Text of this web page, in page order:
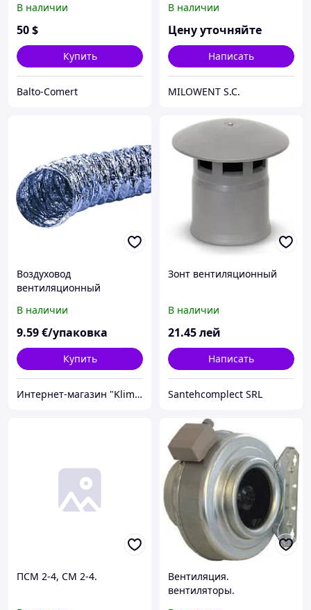
В наличии
50$
Купить
Balto-Comert
В наличии
Цену уточняйте
Написать
MILOWENT S.C.
Воздуховод
вентиляционный
ATR-501 5'' (127 мм)
В наличии
9.59€/упаковка
Купить
Интернет-магазин "KlimaTech"
Зонт вентиляционный
В наличии
21.45лей
Написать
Santehcomplect SRL
ПСМ 2-4, СМ 2-4.
Вентиляция.
вентиляторы.